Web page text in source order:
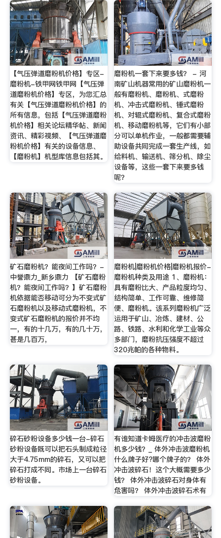
【气压弹道磨粉机价格】专区-
磨粉机-铁甲网铁甲网【气压弹
道磨粉机价格】专区，为您汇总
有关【气压弹道磨粉机价格】的
所有信息，包括【气压弹道磨粉
机价格】相关论坛精华帖、新闻
资讯、精彩视频、【气压弹道磨
粉机价格】有关的设备信息、
【磨粉机】机型库信息包括其。
磨粉机一套下来要多钱？ - 河
南矿山机器常用的矿山磨粉机一
般有磨粉机、磨粉机、式磨粉
机、冲击式磨粉机、锤式磨粉
机、对辊式磨粉机、复合式磨粉
机、移动磨粉机等，它们有小部
分可以单机作业，一般都需要辅
助设备共同完成一套生产线，如
给料机、输送机、筛分机、除尘
设备等，这些一套下来要多钱
呢？
矿石磨粉机？能夜间工作吗？-
中誉鼎力_新乡鼎力 【矿石磨粉
机？能夜间工作吗？】矿石磨粉
机依据能否移动可分为不变式矿
石磨粉机以及移动式磨粉机，不
变式矿石磨粉机的报价并不均
一，有的十几万，有的几十万，
甚是几百万，
磨粉机|磨粉机价格|磨粉机报价-
磨粉机种类及用途 1、磨粉机：
具有磨粉比大、产品粒度均匀、
结构简单、工作可靠、维修简
便、磨粉机。该系列磨粉机广泛
运用于矿山、冶炼、建材、公
路、铁路、水利和化学工业等众
多部门，磨粉抗压强度不超过
320兆帕的各种物料。
碎石砂粉设备多少钱一台-碎石
砂粉设备既可以把石头制成粒径
大于4.75mm的碎石，又可以把
碎石打成不同。市场上一台碎石
砂粉设备。
有谁知道卡姆医疗的冲击波磨粉
机多少钱？_ 体外冲击波磨粉机
什么牌子好?哪个牌子的？ 体外
冲击波碎石！这个大概需要多少
钱？ 体外冲击波碎石对身体有
危害吗？ 体外冲击波碎石术有